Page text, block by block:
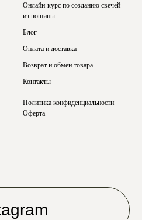
Онлайн-курс по созданию свечей
из вощины
Блог
Оплата и доставка
Возврат и обмен товара
Контакты
Политика конфиденциальности
Оферта